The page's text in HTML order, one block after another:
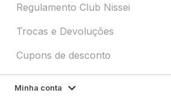
Regulamento Club Nissei
Trocas e Devoluções
Cupons de desconto
Minha conta